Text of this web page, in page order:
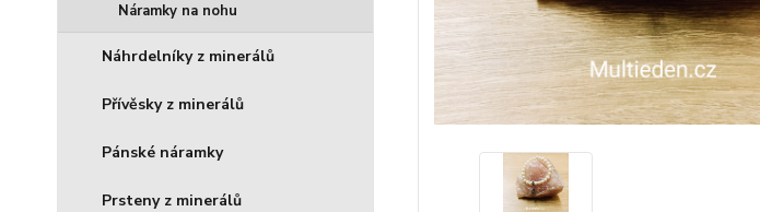
Náramky na nohu
Náhrdelníky z minerálů
Přívěsky z minerálů
Pánské náramky
Prsteny z minerálů